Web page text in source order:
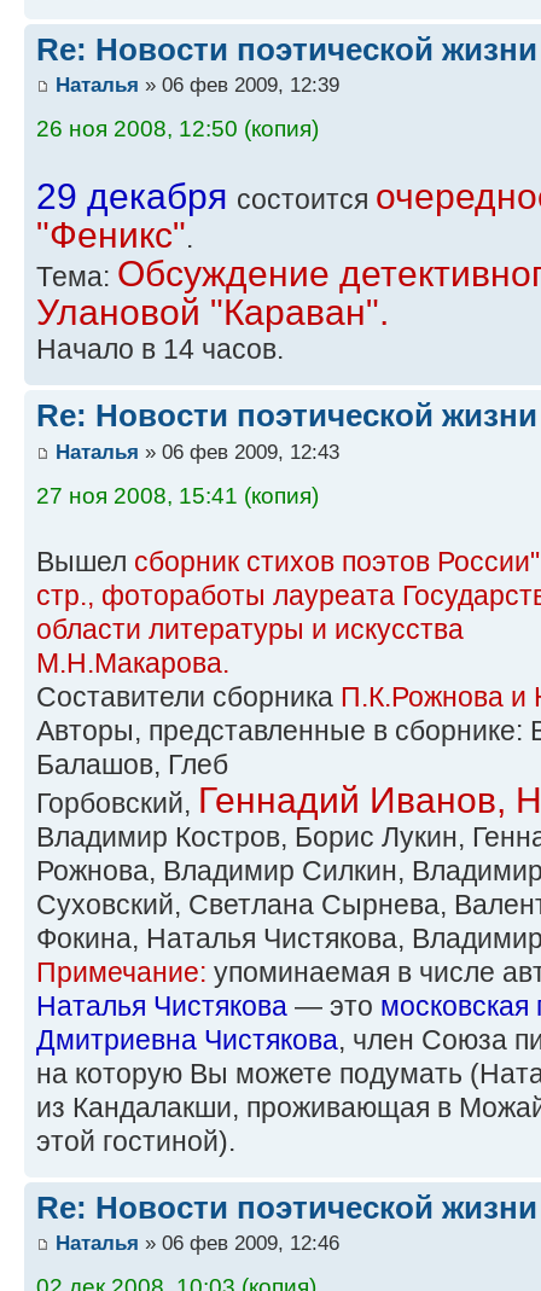
Re: Новости поэтической жизни
Наталья » 06 фев 2009, 12:39
26 ноя 2008, 12:50 (копия)
29 декабря состоится
"Феникс".
Тема: Обсуждение
Улановой "Караван".
Начало в 14 часов.
Re: Новости поэтической жизни
Наталья » 06 фев 2009, 12:43
27 ноя 2008, 15:41 (копия)
Вышел сборник стихов поэтов
стр., фотоработы лауреата
области литературы и искусства
М.Н.Макарова.
Составители сборника П.К.Рожнова и
Авторы, представленные в сборнике:
Балашов, Глеб
Горбовский, Геннадий Иванов,
Владимир Костров, Борис Лукин,
Рожнова, Владимир Силкин,
Суховский, Светлана Сырнева,
Фокина, Наталья Чистякова,
Примечание: упоминаемая в числе
Наталья Чистякова — это московская
Дмитриевна Чистякова, член Союза
на которую Вы можете подумать
из Кандалакши, проживающая в
этой гостиной).
Re: Новости поэтической жизни
Наталья » 06 фев 2009, 12:46